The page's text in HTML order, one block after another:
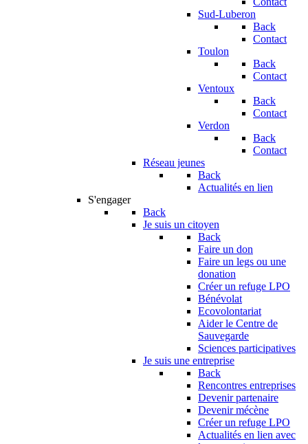
Sud-Luberon
Back
Contact
Toulon
Back
Contact
Ventoux
Back
Contact
Verdon
Back
Contact
Réseau jeunes
Back
Actualités en lien
S'engager
Back
Je suis un citoyen
Back
Faire un don
Faire un legs ou une
donation
Créer un refuge LPO
Bénévolat
Ecovolontariat
Aider le Centre de
Sauvegarde
Sciences participatives
Je suis une entreprise
Back
Rencontres entreprises
Devenir partenaire
Devenir mécène
Créer un refuge LPO
Actualités en lien avec